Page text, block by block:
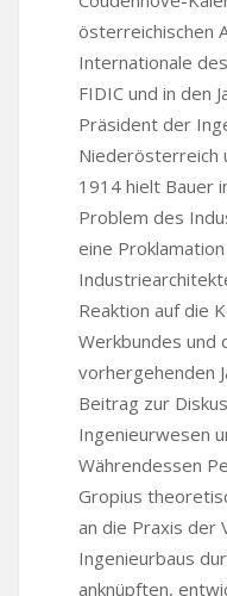
österreichischen
Internationale
FIDIC und in den
Präsident der
Niederösterreich
1914 hielt Bauer
Problem des
eine
Reaktion auf die
Werkbundes und
vorhergehenden
Beitrag zur
Ingenieurwesen
Währendessen
Gropius
an die Praxis der
Ingenieurbaus
anknüpften,